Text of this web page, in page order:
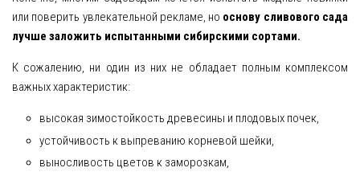
или поверить увлекательной рекламе, но основу сливового сада
лучше заложить испытанными сибирскими сортами.
К сожалению, ни один из них не обладает полным комплексом
важных характеристик:
высокая зимостойкость древесины и плодовых почек,
устойчивость к выпреванию корневой шейки,
выносливость цветов к заморозкам,